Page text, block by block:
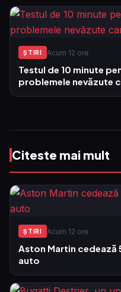
ŞTIRI Acum 12 ore
Testul de 10 minute
problemele nevăzute
Citeste mai mult
ŞTIRI Acum 12 ore
Aston Martin cedează
auto